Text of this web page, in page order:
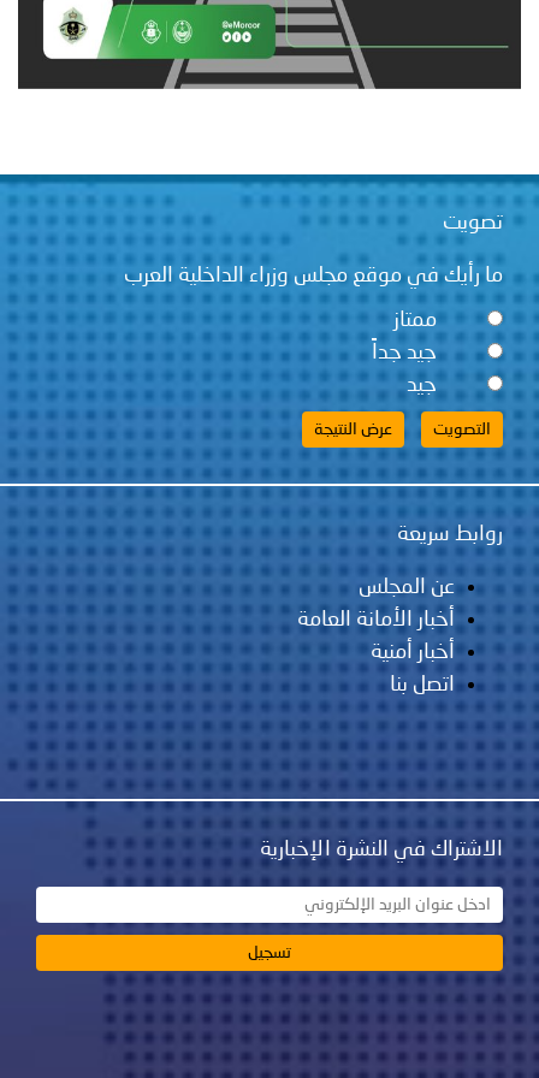
تصويت
ما رأيك في موقع مجلس وزراء الداخلية العرب
ممتاز
جيد جداً
جيد
روابط سريعة
عن المجلس
أخبار الأمانة العامة
أخبار أمنية
اتصل بنا
الاشتراك في النشرة الإخبارية